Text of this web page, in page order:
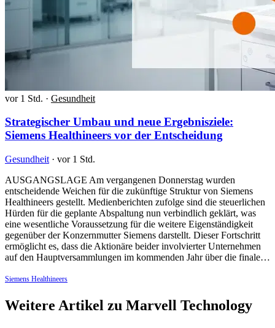
vor 1 Std. · Gesundheit
Strategischer Umbau und neue Ergebnisziele:
Siemens Healthineers vor der Entscheidung
Gesundheit · vor 1 Std.
AUSGANGSLAGE Am vergangenen Donnerstag wurden
entscheidende Weichen für die zukünftige Struktur von Siemens
Healthineers gestellt. Medienberichten zufolge sind die steuerlichen
Hürden für die geplante Abspaltung nun verbindlich geklärt, was
eine wesentliche Voraussetzung für die weitere Eigenständigkeit
gegenüber der Konzernmutter Siemens darstellt. Dieser Fortschritt
ermöglicht es, dass die Aktionäre beider involvierter Unternehmen
auf den Hauptversammlungen im kommenden Jahr über die finale…
Siemens Healthineers
Weitere Artikel zu Marvell Technology